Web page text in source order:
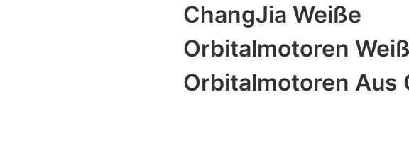
ChangJia Weiße
Orbitalmotoren
Orbitalmotoren Aus